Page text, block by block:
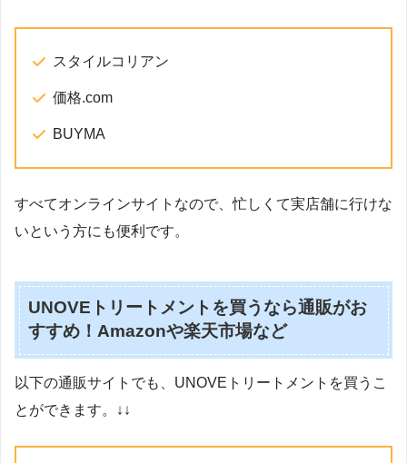
スタイルコリアン
価格.com
BUYMA
すべてオンラインサイトなので、忙しくて実店舗に行けな
いという方にも便利です。
UNOVEトリートメントを買うなら通販がお
すすめ！Amazonや楽天市場など
以下の通販サイトでも、UNOVEトリートメントを買うこ
とができます。↓↓